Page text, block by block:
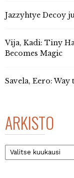
Jazzyhtye Decoy
Vija, Kadi: Tiny
Becomes Magic
Savela, Eero: Way
ARKISTO
Arkisto